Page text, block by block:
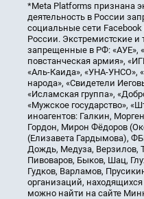
*Meta Platforms признана
деятельность в России
социальные сети
России. Экстремистские и
запрещенные в РФ: «АУЕ»,
повстанческая армия»,
«Аль-Каида», «УНА-УНСО»,
народа», «Свидетели
«Исламская группа»,
«Мужское государство»,
иноагентов: Галкин,
Гордон, Мирон Фёдоров
(Елизавета Гардымова),
Дождь, Медуза, Верзилов,
Пивоваров, Быков, Шац,
Гудков, Варламов,
организаций,
можно найти на сайте